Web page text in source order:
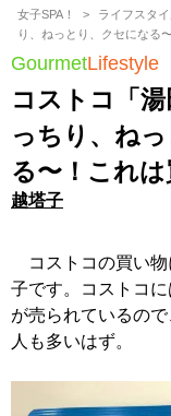
女子SPA！ ライフスタ
り、ねっとり、クセになる
GourmetLifestyle
コストコ「
っちり、ね
る〜！これ
越塔子
コストコの買い物
子です。コストコ
が売られているの
人も多いはず。